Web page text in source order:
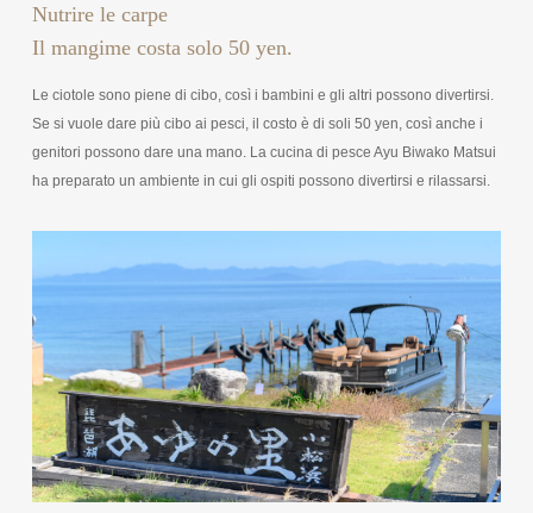
Nutrire le carpe
Il mangime costa solo 50 yen.
Le ciotole sono piene di cibo, così i bambini e gli altri possono divertirsi.
Se si vuole dare più cibo ai pesci, il costo è di soli 50 yen, così anche i
genitori possono dare una mano. La cucina di pesce Ayu Biwako Matsui
ha preparato un ambiente in cui gli ospiti possono divertirsi e rilassarsi.